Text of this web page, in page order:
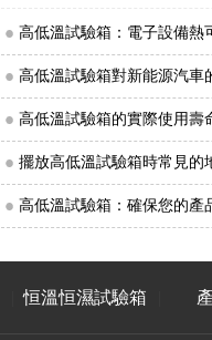
高低溫試驗箱：電子設備熱
高低溫試驗箱對新能源汽車
高低溫試驗箱的實際使用壽
擺放高低溫試驗箱時常見的
高低溫試驗箱：確保您的產
恒溫恒濕試驗箱